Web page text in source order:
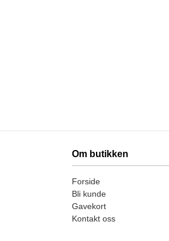
Om butikken
Forside
Bli kunde
Gavekort
Kontakt oss